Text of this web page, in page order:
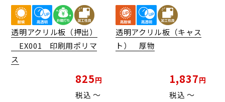
透明アクリル板（押出）
EX001 印刷用ポリマ
ス
825
税込 〜
透明アクリル板（キャス
ト） 厚物
1,837
税込 〜